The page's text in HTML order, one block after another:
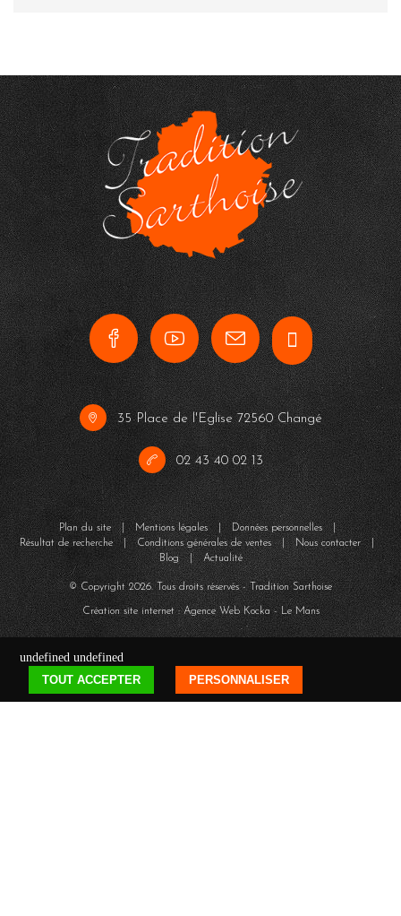
35 Place de l'Eglise 72560 Changé
02 43 40 02 13
Plan du site| Mentions légales| Données personnelles|
Résultat de recherche| Conditions générales de ventes | Nous contacter|
Blog| Actualité
© Copyright2026. Tous droits réservés - Tradition Sarthoise
Création site internet : Agence WebKocka- Le Mans
undefined undefined
TOUT ACCEPTER
PERSONNALISER